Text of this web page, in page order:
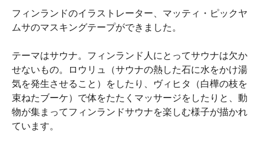
フィンランドのイラストレーター、マッティ・ピックヤ
ムサのマスキングテープができました。
テーマはサウナ。フィンランド人にとってサウナは欠か
せないもの。ロウリュ（サウナの熱した石に水をかけ湯
気を発生させること）をしたり、ヴィヒタ（白樺の枝を
束ねたブーケ）で体をたたくマッサージをしたりと、動
物が集まってフィンランドサウナを楽しむ様子が描かれ
ています。